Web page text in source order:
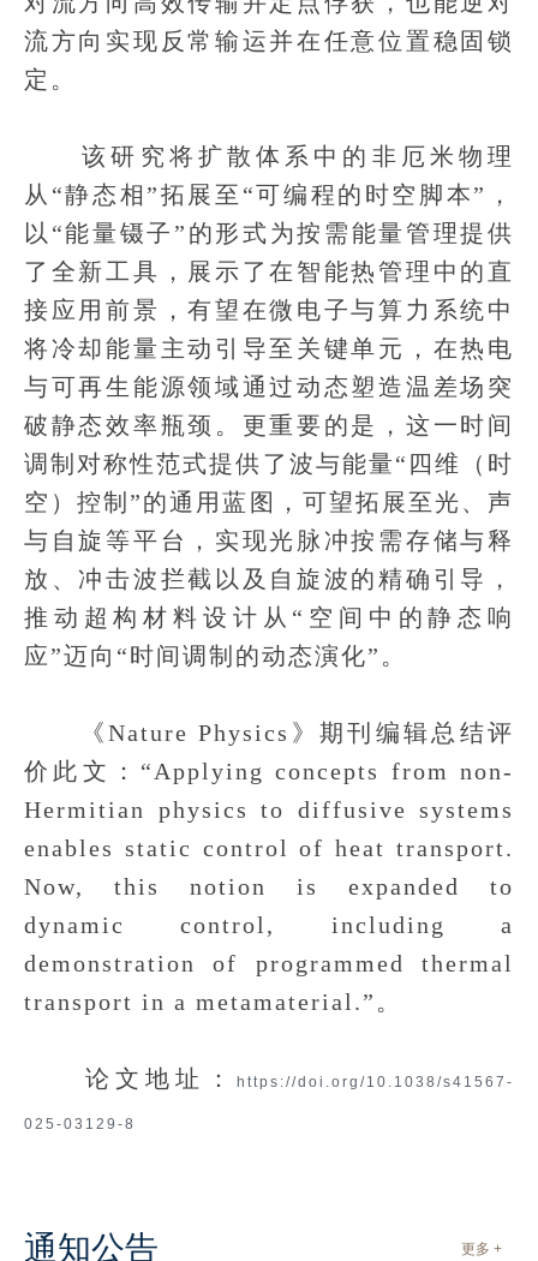
流方向实现反常输运并在任意位置稳固锁
定。
该研究将扩散体系中的非厄米物理
从“静态相”拓展至“可编程的时空脚本”，
以“能量镊子”的形式为按需能量管理提供
了全新工具，展示了在智能热管理中的直
接应用前景，有望在微电子与算力系统中
将冷却能量主动引导至关键单元，在热电
与可再生能源领域通过动态塑造温差场突
破静态效率瓶颈。更重要的是，这一时间
调制对称性范式提供了波与能量“四维（时
空）控制”的通用蓝图，可望拓展至光、声
与自旋等平台，实现光脉冲按需存储与释
放、冲击波拦截以及自旋波的精确引导，
推动超构材料设计从“空间中的静态响
应”迈向“时间调制的动态演化”。
《Nature Physics》期刊编辑总结评
价此文：“Applying concepts from non-
Hermitian physics to diffusive systems
enables static control of heat transport.
Now, this notion is expanded to
dynamic control, including a
demonstration of programmed thermal
transport in a metamaterial.”。
论文地址： https://doi.org/10.1038/s41567-
025-03129-8
通知公告 更多 +